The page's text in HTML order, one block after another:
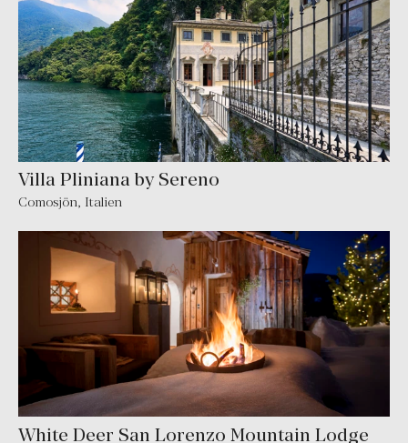
Villa Pliniana by Sereno
Comosjön, Italien
White Deer San Lorenzo Mountain Lodge